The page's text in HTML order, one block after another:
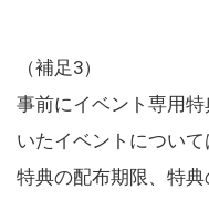
（補足3）
事前にイベント専用
いたイベントについて
特典の配布期限、特